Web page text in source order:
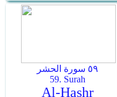
٥٩ سورة الحشر
59. Surah
Al-Hashr